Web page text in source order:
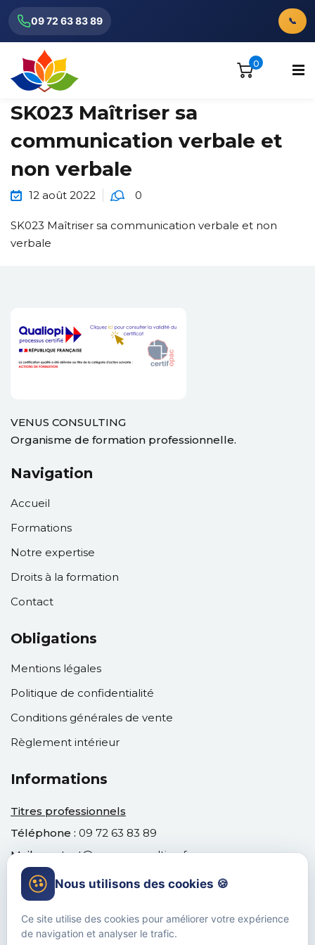
09 72 63 83 89 📞
0
SK023 Maîtriser sa
communication verbale et
non verbale
12 août 2022 0
SK023 Maîtriser sa communication verbale et non
verbale
VENUS CONSULTING
Organisme de formation professionnelle.
Navigation
Accueil
Formations
Notre expertise
Droits à la formation
Contact
Obligations
Mentions légales
Politique de confidentialité
Conditions générales de vente
Règlement intérieur
Informations
Titres professionnels
Téléphone : 09 72 63 83 89
Mail :contact@venusconsulting.fr
Nous utilisons des cookies 🍪
Ce site utilise des cookies pour améliorer votre expérience
de navigation et analyser le trafic.